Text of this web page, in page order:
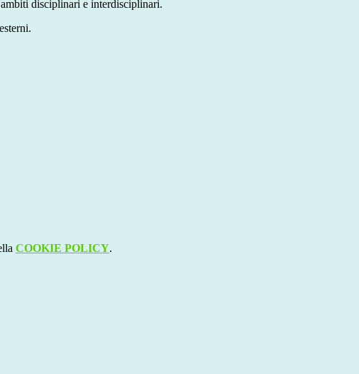
disciplinari e interdisciplinari.
COOKIE POLICY.